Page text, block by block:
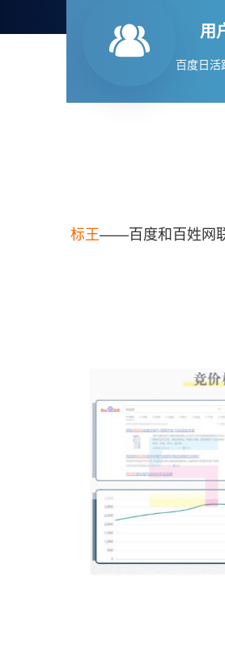
用
百度日活
标王——百度和百姓网